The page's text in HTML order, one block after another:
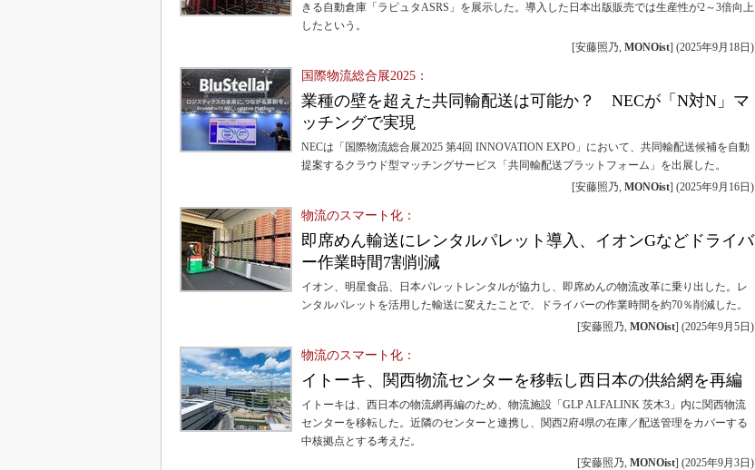
きる自動倉庫「ラピュタASRS」を展示した。導入した日本出版販売では生産性が2～3倍向上
したという。
[安藤照乃, MONOist] (2025年9月18日 )
国際物流総合展2025：
業種の壁を超えた共同輸配送は可能か？ NECが「N対N」マ
ッチングで実現
NECは「国際物流総合展2025 第4回 INNOVATION EXPO」において、共同輸配送候補を自動
提案するクラウド型マッチングサービス「共同輸配送プラットフォーム」を出展した。
[安藤照乃, MONOist] (2025年9月16日 )
物流のスマート化：
即席めん輸送にレンタルパレット導入、イオンGなどドライバ
ー作業時間7割削減
イオン、明星食品、日本パレットレンタルが協力し、即席めんの物流改革に乗り出した。レ
ンタルパレットを活用した輸送に変えたことで、ドライバーの作業時間を約70％削減した。
[安藤照乃, MONOist] (2025年9月5日 )
物流のスマート化：
イトーキ、関西物流センターを移転し西日本の供給網を再編
イトーキは、西日本の物流網再編のため、物流施設「GLP ALFALINK 茨木3」内に関西物流
センターを移転した。近隣のセンターと連携し、関西2府4県の在庫／配送管理をカバーする
中核拠点とする考えだ。
[安藤照乃, MONOist] (2025年9月3日 )